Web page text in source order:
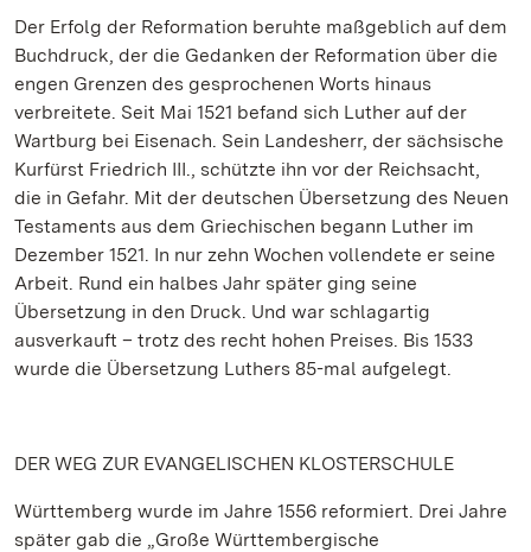
Der Erfolg der Reformation beruhte maßgeblich auf dem
Buchdruck, der die Gedanken der Reformation über die
engen Grenzen des gesprochenen Worts hinaus
verbreitete. Seit Mai 1521 befand sich Luther auf der
Wartburg bei Eisenach. Sein Landesherr, der sächsische
Kurfürst Friedrich III., schützte ihn vor der Reichsacht,
die in Gefahr. Mit der deutschen Übersetzung des Neuen
Testaments aus dem Griechischen begann Luther im
Dezember 1521. In nur zehn Wochen vollendete er seine
Arbeit. Rund ein halbes Jahr später ging seine
Übersetzung in den Druck. Und war schlagartig
ausverkauft – trotz des recht hohen Preises. Bis 1533
wurde die Übersetzung Luthers 85-mal aufgelegt.
DER WEG ZUR EVANGELISCHEN KLOSTERSCHULE
Württemberg wurde im Jahre 1556 reformiert. Drei Jahre
später gab die „Große Württembergische